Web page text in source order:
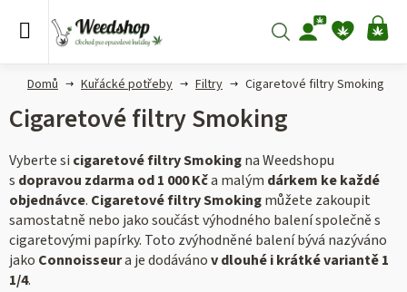
Hledat
Domů Kuřácké potřeby Filtry Cigaretové filtry Smoking
Cigaretové filtry Smoking
Vyberte si cigaretové filtry Smokingna Weedshopu
s dopravou zdarma od 1 000 Kča malým dárkem ke každé
objednávce. Cigaretové filtry Smokingmůžete zakoupit
samostatně nebo jako součást výhodného balení společně s
cigaretovými papírky. Toto zvýhodněné balení bývá nazýváno
jako Connoisseura je dodávánov dlouhé i krátké variantě 1
1/4.